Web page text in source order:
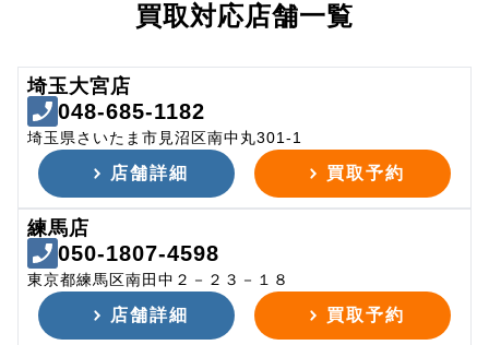
買取対応店舗一覧
埼玉大宮店
048-685-1182
埼玉県さいたま市見沼区南中丸301-1
店舗詳細 買取予約
練馬店
050-1807-4598
東京都練馬区南田中２－２３－１８
店舗詳細 買取予約